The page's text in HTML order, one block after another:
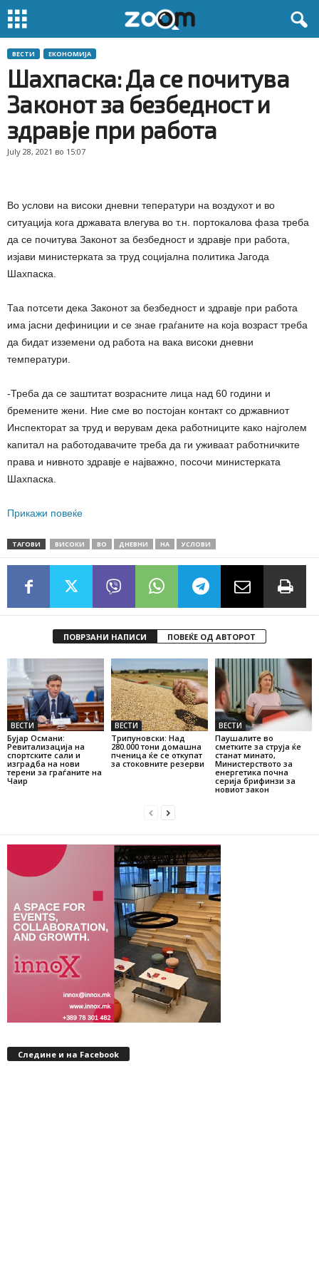
ВЕСТИ ЕКОНОМИЈА
Шахпаска: Да се почитува
Законот за безбедност и
здравје при работа
July 28, 2021 во 15:07
Во услови на високи дневни теператури на воздухот и во
ситуација кога државата влегува во т.н. портокалова фаза треба
да се почитува Законот за безбедност и здравје при работа,
изјави министерката за труд социјална политика Јагода
Шахпаска.
Таа потсети дека Законот за безбедност и здравје при работа
има јасни дефиниции и се знае граѓаните на која возраст треба
да бидат изземени од работа на вака високи дневни
температури.
-Треба да се заштитат возрасните лица над 60 години и
бремените жени. Ние сме во постојан контакт со државниот
Инспекторат за труд и верувам дека работниците како најголем
капитал на работодавачите треба да ги уживаат работничките
права и нивното здравје е најважно, посочи министерката
Шахпаска.
Прикажи повеќе
ТАГОВИ ВИСОКИ ВО ДНЕВНИ НА УСЛОВИ
ПОВРЗАНИ НАПИСИ ПОВЕЌЕ ОД АВТОРОТ
ВЕСТИ
Бујар Османи:
Ревитализација на
спортските сали и
изградба на нови
терени за граѓаните на
Чаир
ВЕСТИ
Трипуновски: Над
280.000 тони домашна
пченица ќе се откупат
за стоковните резерви
ВЕСТИ
Паушалите во
сметките за струја ќе
станат минато,
Министерството за
енергетика почна
серија брифинзи за
новиот закон
Следине и на Facebook